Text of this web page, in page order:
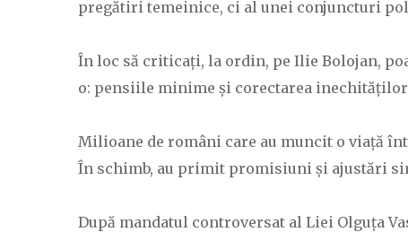
pregătiri temeinice, ci al unei conjuncturi
În loc să criticați, la ordin, pe Ilie Bolojan,
o: pensiile minime și corectarea inechităților
Milioane de români care au muncit o viață
În schimb, au primit promisiuni și ajustări
După mandatul controversat al Liei Olguța